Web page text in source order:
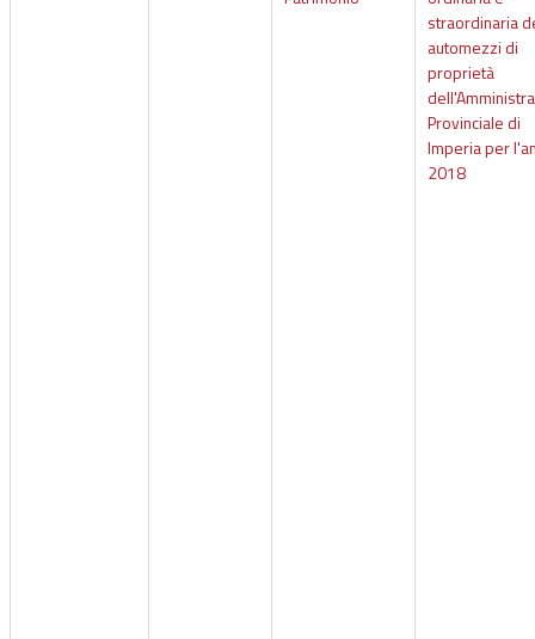
straordinaria
automezzi di
proprietà
Provinciale di
Imperia per
2018